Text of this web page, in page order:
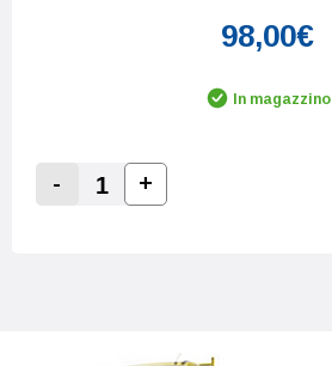
98,00€
In magazzino
Decrease Quantity:
-
Increase Quantity:
+